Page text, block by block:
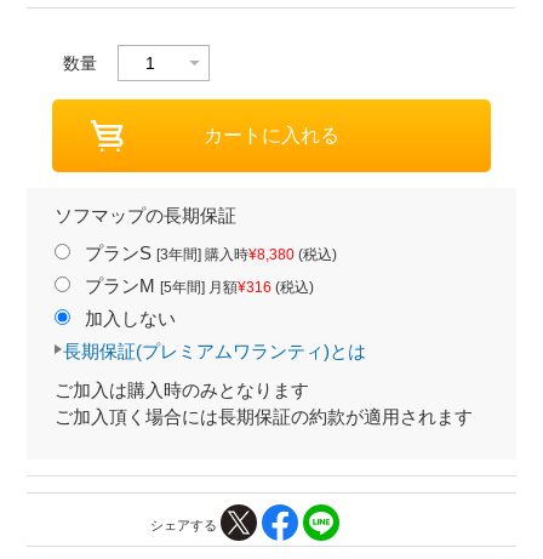
数量
ソフマップの長期保証
プランS [3年間] 購入時¥8,380(税込)
プランM [5年間] 月額¥316 (税込)
加入しない
長期保証(プレミアムワランティ)とは
ご加入は購入時のみとなります
ご加入頂く場合には長期保証の約款が適用されます
シェアする